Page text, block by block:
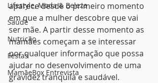
Lifestyle, Moda & Beleza
Saúde
Nutrição
Festas
MamãeBox Entrevista
aparece desde o primeiro momento
em que a mulher descobre que vai
ser mãe. A partir desse momento as
mamães começam a se interessar
por qualquer informação que possa
ajudar no desenvolvimento de uma
gravidez tranquila e saudável.